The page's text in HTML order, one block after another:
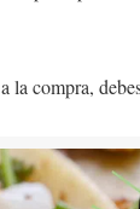
la compra,